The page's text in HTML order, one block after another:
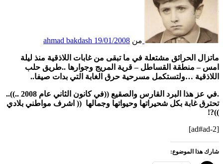
من ahmad bakdash 19/01/2008
ماتزال الحرائق مشتعلة في ما تبقى من غابات اللاذقية منذ ليلة
امس – منطقة القساطل – قرية المريج وجوارها ..طريق حلب
اللاذقية …ولتستكمل مسرحية حرق الغابة التي بدات صيفا..
.في عز هذا البرد القارس والصقيع ((في كانون الثاني عام 2008 ..
))..
تحترق غابة بكل شحيراتها وحيواتها وجمالها (( اشرف مواطني بلادي
))?!
[ad#ad-2]
شارك هذا الموضوع: